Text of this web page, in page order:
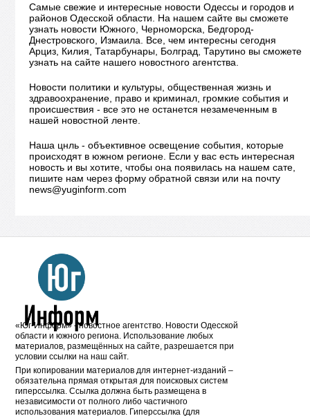
Самые свежие и интересные новости Одессы и городов и
районов Одесской области. На нашем сайте вы сможете
узнать новости Южного, Черноморска, Бедгород-
Днестровского, Измаила. Все, чем интересны сегодня
Арциз, Килия, Татарбунары, Болград, Тарутино вы сможете
узнать на сайте нашего новостного агентства.
Новости политики и культуры, общественная жизнь и
здравоохранение, право и криминал, громкие события и
происшествия - все это не останется незамеченным в
нашей новостной ленте.
Наша цнль - объективное освещение события, которые
происходят в южном регионе. Если у вас есть интересная
новость и вы хотите, чтобы она появилась на нашем сате,
пишите нам через форму обратной связи или на почту
news@yuginform.com
«Юг-Информ» - новостное агентство. Новости Одесской
области и южного региона. Использование любых
материалов, размещённых на сайте, разрешается при
условии ссылки на наш сайт.
При копировании материалов для интернет-изданий –
обязательна прямая открытая для поисковых систем
гиперссылка. Ссылка должна быть размещена в
независимости от полного либо частичного
использования материалов. Гиперссылка (для